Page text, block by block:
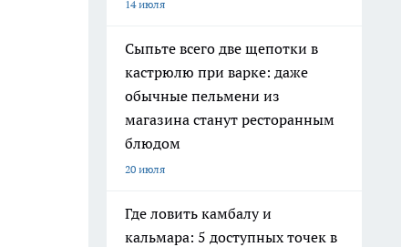
14 июля
Сыпьте всего две щепотки в
кастрюлю при варке: даже
обычные пельмени из
магазина станут ресторанным
блюдом
20 июля
Где ловить камбалу и
кальмара: 5 доступных точек в